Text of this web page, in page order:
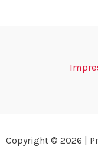
Copyright © 2026 |